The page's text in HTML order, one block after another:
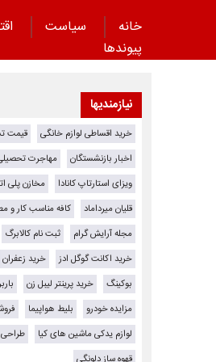
خانه سیاست
پیوند‌ها
نیازمندیها
خرید اقساطی لوازم خانگی
قیمت
اخبار بازنشستگان
مهاجرت
ویزای استارتاپ کانادا
مخازن پلی
قلیان میرداماد
کافه مناسب کار و
مجله آرایش گرام
ثبت نام کالابرگ
خرید اکانت گوگل ادز
خرید زعفران
بوکینگ
خرید پرینتر لیبل زن
مزایده خودرو
بلیط هواپیما
لوازم یدکی ماشین های کیا